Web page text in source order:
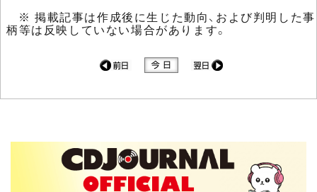
※ 掲載記事は作成後に生じた動向、および判明した事
柄等は反映していない場合があります。